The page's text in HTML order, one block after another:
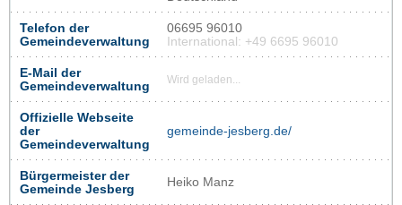
Telefon der
Gemeindeverwaltung
06695 96010
International: +49 6695 96010
E-Mail der
Gemeindeverwaltung
Wird geladen...
Offizielle Webseite
der
Gemeindeverwaltung
gemeinde-jesberg.de/
Bürgermeister der
Gemeinde Jesberg
Heiko Manz